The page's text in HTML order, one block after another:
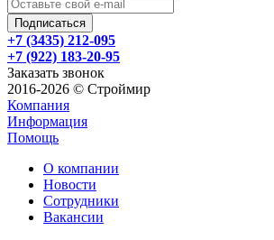
+7 (3435) 212-095
+7 (922) 183-20-95
Заказать звонок
2016-2026 © Строймир
Компания
Информация
Помощь
О компании
Новости
Сотрудники
Вакансии